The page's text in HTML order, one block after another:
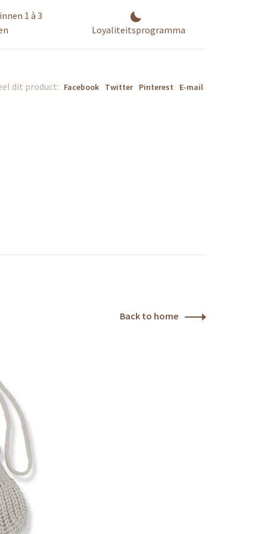
1 à 3
Loyaliteitsprogramma
dit product: Facebook Twitter Pinterest E-mail
Back to home